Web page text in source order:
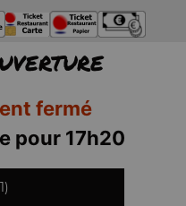
fermé
pour 17h20